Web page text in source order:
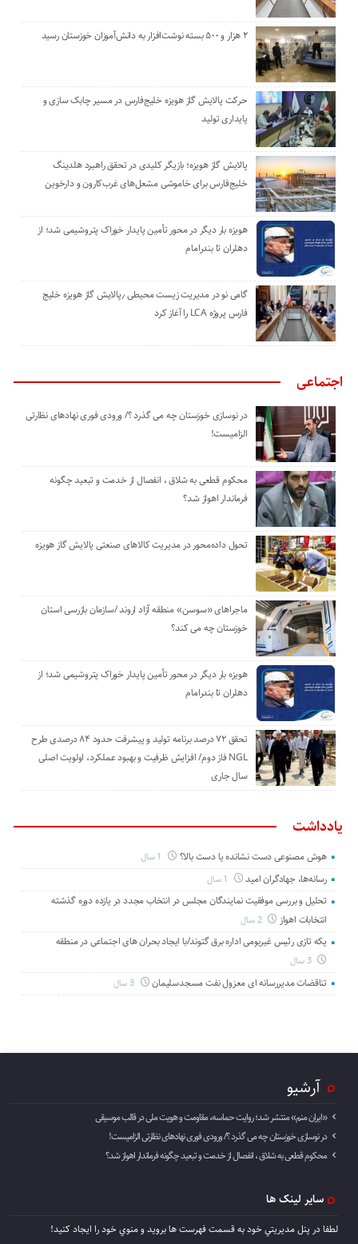
۲ هزار و ۵۰۰ بسته نوشت‌افزار به دانش‌آموزان خوزستان رسید
حرکت پالایش گاز هویزه خلیج‌فارس در مسیر چابک سازی و
پایداری تولید
پالایش گاز هویزه؛ بازیگر کلیدی در تحقق راهبرد هلدینگ
خلیج‌فارس برای خاموشی مشعل‌های غرب‌کارون و دارخوین
هویزه بار دیگر در محور تأمین پایدار خوراک پتروشیمی شد؛ از
دهلران تا بندرامام
گامی نو در مدیریت زیست ‌محیطی ٫پالایش گاز هویزه خلیج
‌فارس پروژه LCA را آغاز کرد
اجتماعی
در نوسازی خوزستان چه می گذرد ؟/ ورودی فوری نهادهای نظارتی
الزامیست!
محکوم قطعی به شلاق ، انفصال از خدمت و تبعید چگونه
فرماندار اهواز شد؟
تحول داده‌محور در مدیریت کالاهای صنعتی پالایش گاز هویزه
ماجراهای «سوسن» منطقه آزاد اروند /سازمان بازرسی استان
خوزستان چه می کند؟
هویزه بار دیگر در محور تأمین پایدار خوراک پتروشیمی شد؛ از
دهلران تا بندرامام
تحقق ۷۲ درصد برنامه تولید و پیشرفت حدود ۸۴ درصدی طرح
NGL فاز دوم/ افزایش ظرفیت و بهبود عملکرد، اولویت اصلی
سال جاری
یادداشت
هوش مصنوعی دست نشانده یا دست بالا؟
رسانه‌ها، جهادگران امید
تحلیل و بررسی موفقیت نمایندگان مجلس در انتخاب مجدد در یازده دوره گذشته
انتخابات اهواز
2 سال
یکه تازی رئیس غیربومی اداره برق گتوند/با ایجاد بحران های اجتماعی در منطقه
3 سال
تناقضات مدیررسانه ای معزول نفت مسجدسلیمان 3 سال
آرشیو
«ایران منم» منتشر شد؛ روایت حماسه، مقاومت و هویت ملی در قالب موسیقی
در نوسازی خوزستان چه می گذرد ؟/ ورودی فوری نهادهای نظارتی الزامیست!
محکوم قطعی به شلاق ، انفصال از خدمت و تبعید چگونه فرماندار اهواز شد؟
سایر لینک ها
لطفا در پنل مديريتي خود به قسمت فهرست ها برويد و منوي خود را ايجاد كنيد!